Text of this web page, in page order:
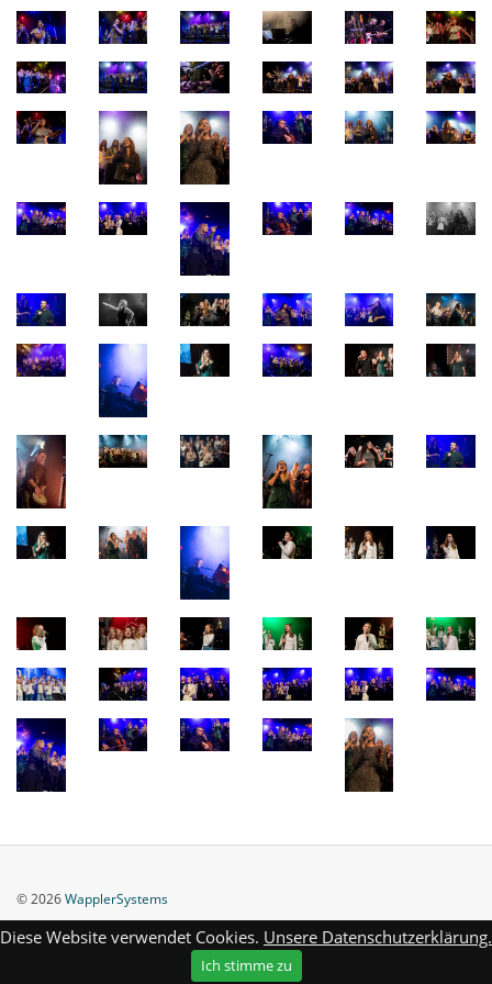
© 2026WapplerSystems
Diese Website verwendet Cookies. Unsere Datenschutzerklärung.
Ich stimme zu